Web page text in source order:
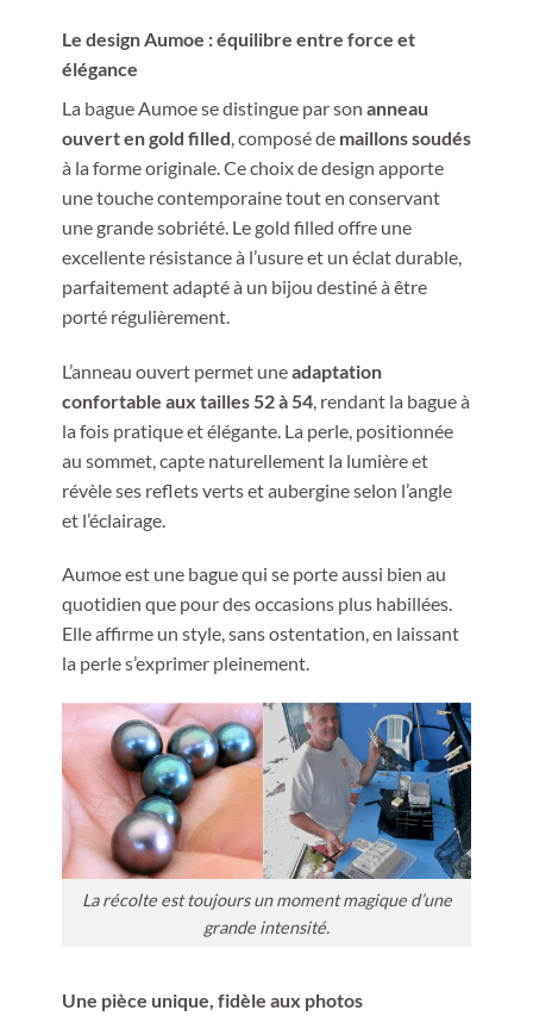
Le design Aumoe : équilibre entre force et
élégance
La bague Aumoe se distingue par son anneau
ouvert en gold filled, composé de maillons soudés
à la forme originale. Ce choix de design apporte
une touche contemporaine tout en conservant
une grande sobriété. Le gold filled offre une
excellente résistance à l’usure et un éclat durable,
parfaitement adapté à un bijou destiné à être
porté régulièrement.
L’anneau ouvert permet uneadaptation
confortable aux tailles 52 à 54, rendant la bague à
la fois pratique et élégante. La perle, positionnée
au sommet, capte naturellement la lumière et
révèle ses reflets verts et aubergine selon l’angle
et l’éclairage.
Aumoe est une bague qui se porte aussi bien au
quotidien que pour des occasions plus habillées.
Elle affirme un style, sans ostentation, en laissant
la perle s’exprimer pleinement.
La récolte est toujours un moment magique d’une
grande intensité.
Une pièce unique, fidèle aux photos